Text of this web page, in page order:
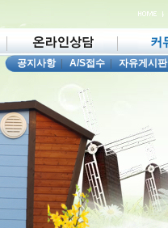
공지사항|A/S접수|자유게시판